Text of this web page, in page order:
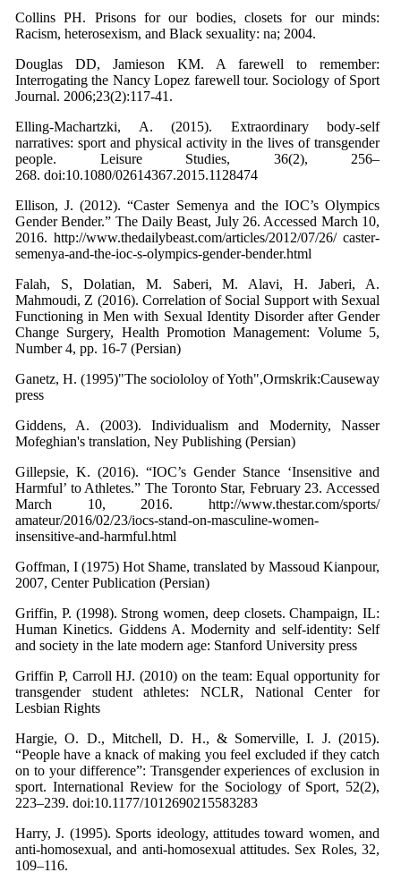
Collins PH. Prisons for our bodies, closets for our minds:
Racism, heterosexism, and Black sexuality: na; 2004.
Douglas DD, Jamieson KM. A farewell to remember:
Interrogating the Nancy Lopez farewell tour. Sociology of Sport
Journal. 2006;23(2):117-41.
Elling-Machartzki, A. (2015). Extraordinary body-self
narratives: sport and physical activity in the lives of transgender
people. Leisure Studies, 36(2), 256–
268. doi:10.1080/02614367.2015.1128474
Ellison, J. (2012). “Caster Semenya and the IOC’s Olympics
Gender Bender.” The Daily Beast, July 26. Accessed March 10,
2016. http://www.thedailybeast.com/articles/2012/07/26/ caster-
semenya-and-the-ioc-s-olympics-gender-bender.html
Falah, S, Dolatian, M. Saberi, M. Alavi, H. Jaberi, A.
Mahmoudi, Z (2016). Correlation of Social Support with Sexual
Functioning in Men with Sexual Identity Disorder after Gender
Change Surgery, Health Promotion Management: Volume 5,
Number 4, pp. 16-7 (Persian)
Ganetz, H. (1995)"The sociololoy of Yoth",Ormskrik:Causeway
press
Giddens, A. (2003). Individualism and Modernity, Nasser
Mofeghian's translation, Ney Publishing (Persian)
Gillepsie, K. (2016). “IOC’s Gender Stance ‘Insensitive and
Harmful’ to Athletes.” The Toronto Star, February 23. Accessed
March 10, 2016. http://www.thestar.com/sports/
amateur/2016/02/23/iocs-stand-on-masculine-women-
insensitive-and-harmful.html
Goffman, I (1975) Hot Shame, translated by Massoud Kianpour,
2007, Center Publication (Persian)
Griffin, P. (1998). Strong women, deep closets. Champaign, IL:
Human Kinetics. Giddens A. Modernity and self-identity: Self
and society in the late modern age: Stanford University press
Griffin P, Carroll HJ. (2010) on the team: Equal opportunity for
transgender student athletes: NCLR, National Center for
Lesbian Rights
Hargie, O. D., Mitchell, D. H., & Somerville, I. J. (2015).
“People have a knack of making you feel excluded if they catch
on to your difference”: Transgender experiences of exclusion in
sport. International Review for the Sociology of Sport, 52(2),
223–239. doi:10.1177/1012690215583283
Harry, J. (1995). Sports ideology, attitudes toward women, and
anti-homosexual, and anti-homosexual attitudes. Sex Roles, 32,
109–116.